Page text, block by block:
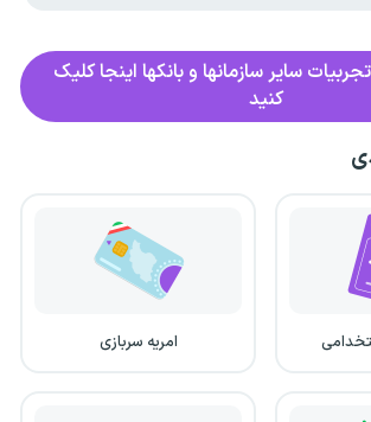
سایر سازمانها و بانکها اینجا کلیک
کنید
امریه سربازی